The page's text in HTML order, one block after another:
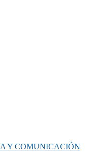
Y COMUNICACIÓN